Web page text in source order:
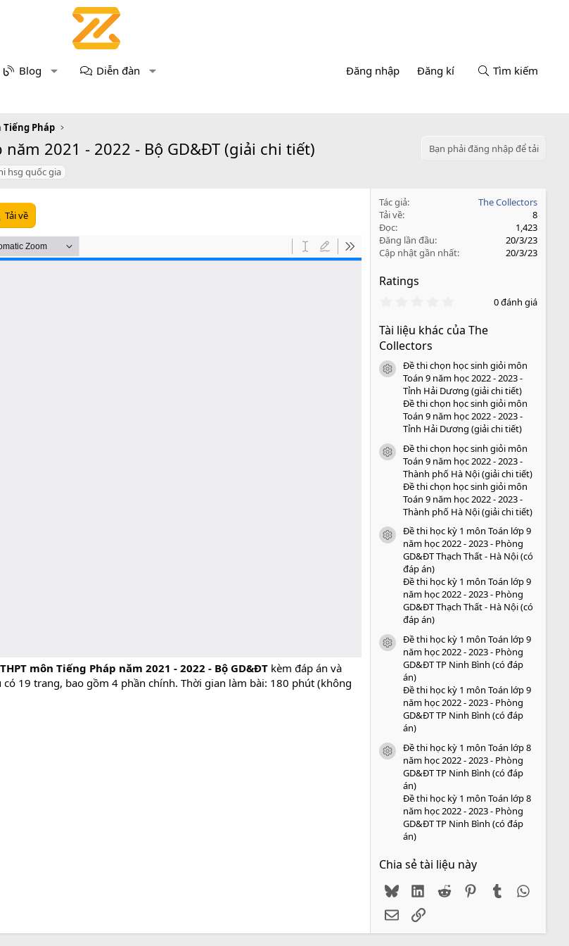
Blog Diễn đàn Đăng nhập Đăng kí Tìm kiếm
Tiếng Pháp
2021 - 2022 - Bộ GD&ĐT (giải chi tiết)
Bạn phải đăng nhập để tải
hsg quốc gia
Tải về
môn Tiếng Pháp năm 2021 - 2022 - Bộ GD&ĐT kèm đáp án và
19 trang, bao gồm 4 phần chính. Thời gian làm bài: 180 phút (không
Tác giả
The Collectors
Tải về
8
Đọc
1,423
Đăng lần đầu
20/3/23
Cập nhật gần nhất
20/3/23
Ratings
0
0
o
0 đánh giá
Tài liệu khác của The
Collectors
icon tài liệu
Đề thi chọn học sinh giỏi môn
Toán 9 năm học 2022 - 2023 -
Tỉnh Hải Dương (giải chi tiết)
Đề thi chọn học sinh giỏi môn
Toán 9 năm học 2022 - 2023 -
Tỉnh Hải Dương (giải chi tiết)
icon tài liệu
Đề thi chọn học sinh giỏi môn
Toán 9 năm học 2022 - 2023 -
Thành phố Hà Nội (giải chi tiết)
Đề thi chọn học sinh giỏi môn
Toán 9 năm học 2022 - 2023 -
Thành phố Hà Nội (giải chi tiết)
icon tài liệu
Đề thi học kỳ 1 môn Toán lớp 9
năm học 2022 - 2023 - Phòng
GD&ĐT Thạch Thất - Hà Nội (có
đáp án)
Đề thi học kỳ 1 môn Toán lớp 9
năm học 2022 - 2023 - Phòng
GD&ĐT Thạch Thất - Hà Nội (có
đáp án)
icon tài liệu
Đề thi học kỳ 1 môn Toán lớp 9
năm học 2022 - 2023 - Phòng
GD&ĐT TP Ninh Bình (có đáp
án)
Đề thi học kỳ 1 môn Toán lớp 9
năm học 2022 - 2023 - Phòng
GD&ĐT TP Ninh Bình (có đáp
án)
icon tài liệu
Đề thi học kỳ 1 môn Toán lớp 8
năm học 2022 - 2023 - Phòng
GD&ĐT TP Ninh Bình (có đáp
án)
Đề thi học kỳ 1 môn Toán lớp 8
năm học 2022 - 2023 - Phòng
GD&ĐT TP Ninh Bình (có đáp
án)
Chia sẻ tài liệu này
BlueskyLinkedIn
Reddit PinterestTumblr
EmailLink